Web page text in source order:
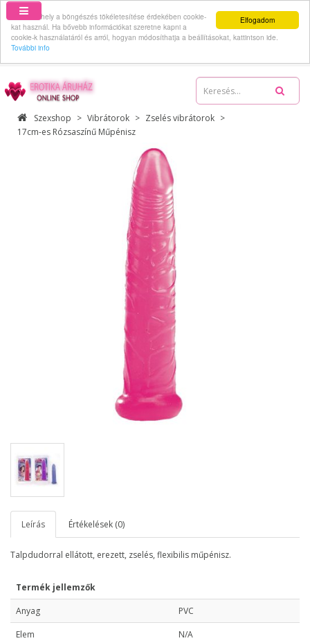
Elfogadom
Ez a webhely a böngészés tökéletesítése érdekében cookie-
kat használ. Ha bővebb információkat szeretne kapni a
cookie-k használatáról és arról, hogyan módosíthatja a beállításokat, kattintson ide.
További info
Szexshop Vibrátorok
Zselés vibrátorok
17cm-es Rózsaszínű Műpénisz
Leírás Értékelések (0)
Talpdudorral ellátott, erezett, zselés, flexibilis műpénisz.
Termék jellemzők
Anyag
PVC
Elem
N/A